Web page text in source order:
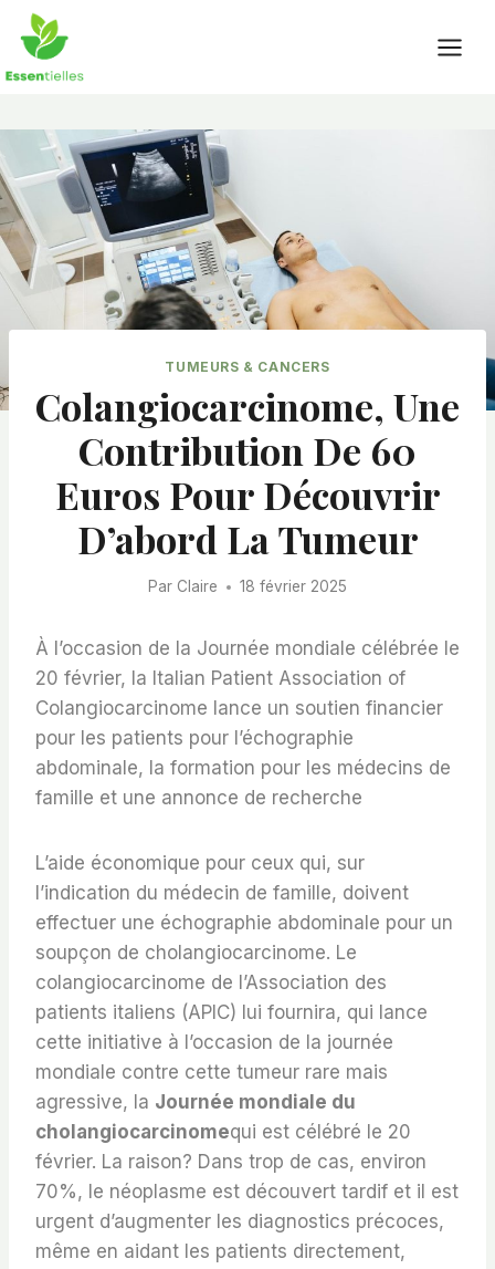
Skip
content
TUMEURS & CANCERS
Colangiocarcinome, Une
Contribution De 60
Euros Pour Découvrir
D’abord La Tumeur
Par Claire 18 février 2025
À l’occasion de la Journée mondiale célébrée le
20 février, la Italian Patient Association of
Colangiocarcinome lance un soutien financier
pour les patients pour l’échographie
abdominale, la formation pour les médecins de
famille et une annonce de recherche
L’aide économique pour ceux qui, sur
l’indication du médecin de famille, doivent
effectuer une échographie abdominale pour un
soupçon de cholangiocarcinome. Le
colangiocarcinome de l’Association des
patients italiens (APIC) lui fournira, qui lance
cette initiative à l’occasion de la journée
mondiale contre cette tumeur rare mais
agressive, la Journée mondiale du
cholangiocarcinomequi est célébré le 20
février. La raison? Dans trop de cas, environ
70%, le néoplasme est découvert tardif et il est
urgent d’augmenter les diagnostics précoces,
même en aidant les patients directement,